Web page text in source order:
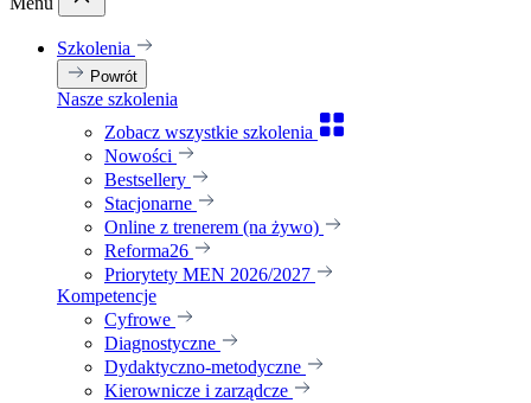
Szkolenia
Powrót
Nasze szkolenia
Zobacz wszystkie szkolenia
Nowości
Bestsellery
Stacjonarne
Online z trenerem (na żywo)
Reforma26
Priorytety MEN 2026/2027
Kompetencje
Cyfrowe
Diagnostyczne
Dydaktyczno-metodyczne
Kierownicze i zarządcze